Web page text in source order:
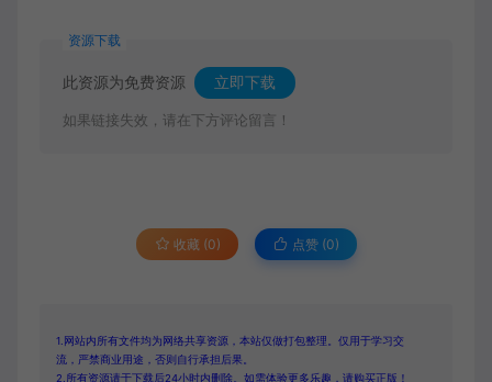
资源下载
此资源为免费资源 立即下载
如果链接失效，请在下方评论留言！
收藏 (0) 点赞 (0)
1.网站内所有文件均为网络共享资源，本站仅做打包整理。仅用于学习交
流，严禁商业用途，否则自行承担后果。
2.所有资源请于下载后24小时内删除。如需体验更多乐趣，请购买正版！